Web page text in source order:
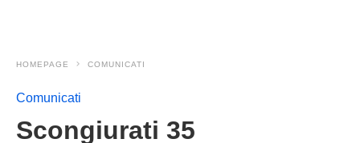
HOMEPAGE COMUNICATI
Comunicati
Scongiurati 35